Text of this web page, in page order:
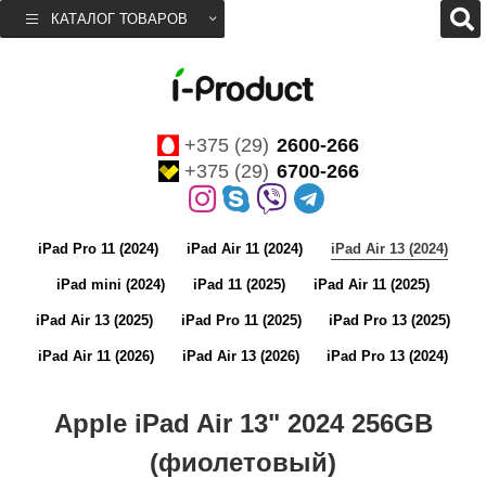
КАТАЛОГ ТОВАРОВ
+375 (29) 2600-266
+375 (29) 6700-266
iPad Pro 11 (2024) iPad Air 11 (2024) iPad Air 13 (2024)
iPad mini (2024) iPad 11 (2025) iPad Air 11 (2025)
iPad Air 13 (2025) iPad Pro 11 (2025) iPad Pro 13 (2025)
iPad Air 11 (2026) iPad Air 13 (2026) iPad Pro 13 (2024)
Apple iPad Air 13" 2024 256GB
(фиолетовый)